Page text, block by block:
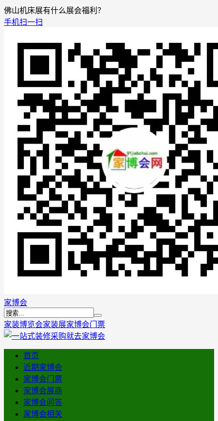
佛山机床展有什么展会福利？
手机扫一扫
家博会
家装博览会家装展家博会门票
首页
近期家博会
家博会门票
家博会展商
家博会问答
家博会相关